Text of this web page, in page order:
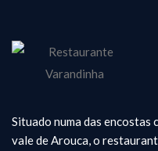
Situado numa das
vale de Arouca, o